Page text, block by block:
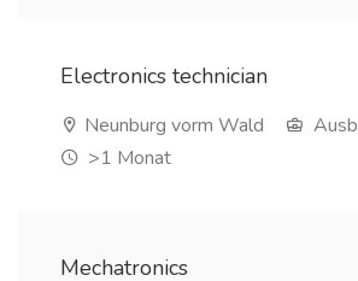
Electronics technician
Neunburg vorm Wald
>1 Monat
Mechatronics